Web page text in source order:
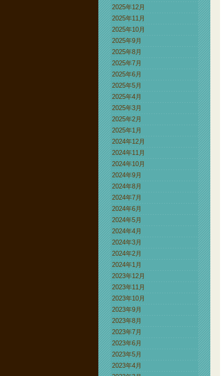
2025年12月
2025年11月
2025年10月
2025年9月
2025年8月
2025年7月
2025年6月
2025年5月
2025年4月
2025年3月
2025年2月
2025年1月
2024年12月
2024年11月
2024年10月
2024年9月
2024年8月
2024年7月
2024年6月
2024年5月
2024年4月
2024年3月
2024年2月
2024年1月
2023年12月
2023年11月
2023年10月
2023年9月
2023年8月
2023年7月
2023年6月
2023年5月
2023年4月